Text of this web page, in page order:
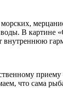
В картине
внутреннюю
что сама